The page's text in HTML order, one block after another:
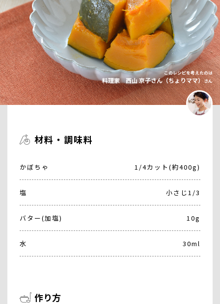
このレシピを考えたのは
料理家 西山 京子さん（ちょりママ）さん
材料・調味料
かぼちゃ 1/4カット(約400g)
塩 小さじ1/3
バター(加塩) 10g
水 30ml
作り方